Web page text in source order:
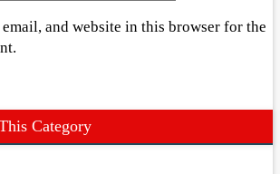
email, and website in this browser for the
Category